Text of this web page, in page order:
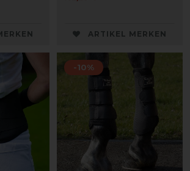
ARTIKEL MERKEN
-10%